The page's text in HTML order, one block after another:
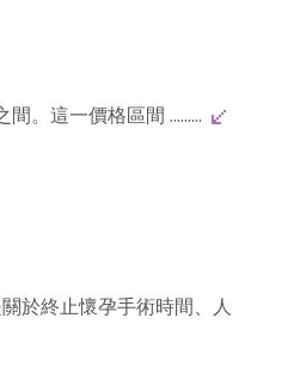
。這一價格區間 .........
於終止懷孕手術時間、人